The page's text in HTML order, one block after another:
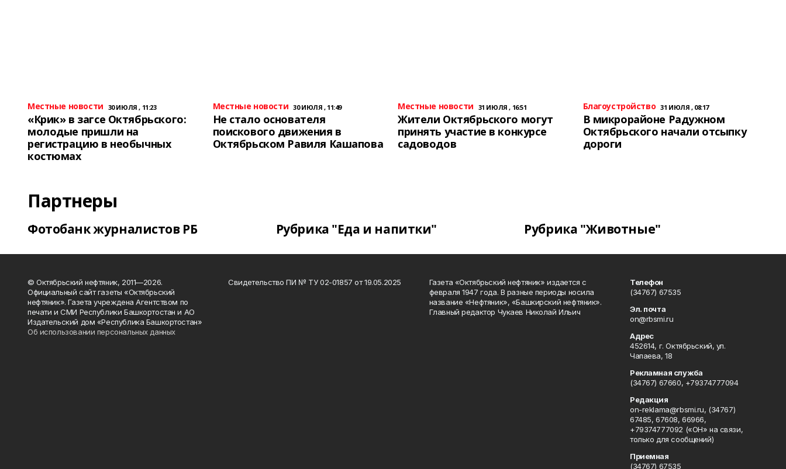
Местные новости 30 ИЮЛЯ , 11:23
«Крик» в загсе Октябрьского:
молодые пришли на
регистрацию в необычных
костюмах
Местные новости 30 ИЮЛЯ , 11:49
Не стало основателя
поискового движения в
Октябрьском Равиля Кашапова
Местные новости 31 ИЮЛЯ , 16:51
Жители Октябрьского могут
принять участие в конкурсе
садоводов
Благоустройство 31 ИЮЛЯ , 08:17
В микрорайоне Радужном
Октябрьского начали отсыпку
дороги
Партнеры
Фотобанк журналистов РБ Рубрика "Еда и напитки" Рубрика "Животные"
© Октябрьский нефтяник, 2011—2026.
Официальный сайт газеты «Октябрьский
нефтяник». Газета учреждена Агентством по
печати и СМИ Республики Башкортостан и АО
Издательский дом «Республика Башкортостан»
Об использовании персональных данных
Свидетельство ПИ № ТУ 02-01857 от 19.05.2025
Газета «Октябрьский нефтяник» издается с
февраля 1947 года. В разные периоды носила
название «Нефтяник», «Башкирский нефтяник».
Главный редактор Чукаев Николай Ильич
Телефон
(34767) 67535
Эл. почта
on@rbsmi.ru
Адрес
452614, г. Октябрьский, ул.
Чапаева, 18
Рекламная служба
(34767) 67660, +79374777094
Редакция
on-reklama@rbsmi.ru, (34767)
67485, 67608, 66966,
+79374777092 («ОН» на связи,
только для сообщений)
Приемная
(34767) 67535